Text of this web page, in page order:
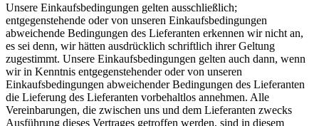
Unsere Einkaufsbedingungen gelten ausschließlich;
entgegenstehende oder von unseren Einkaufsbedingungen
abweichende Bedingungen des Lieferanten erkennen wir nicht an,
es sei denn, wir hätten ausdrücklich schriftlich ihrer Geltung
zugestimmt. Unsere Einkaufsbedingungen gelten auch dann, wenn
wir in Kenntnis entgegenstehender oder von unseren
Einkaufsbedingungen abweichender Bedingungen des Lieferanten
die Lieferung des Lieferanten vorbehaltlos annehmen. Alle
Vereinbarungen, die zwischen uns und dem Lieferanten zwecks
Ausführung dieses Vertrages getroffen werden, sind in diesem